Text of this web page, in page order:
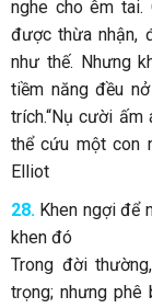
nghe cho êm tai.
được thừa nhận,
như thế. Nhưng
tiềm năng đều
trích.“Nụ cười
thể cứu một con
Elliot
28. Khen ngợi để
khen đó
Trong đời
trọng; nhưng